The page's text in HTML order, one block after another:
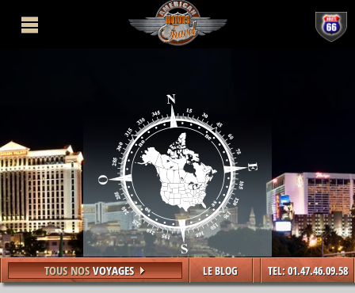
This page can't load Google Maps correctly.
TOUS NOSVOYAGES LE BLOG TEL: 01.47.46.09.58